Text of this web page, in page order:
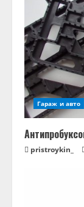
Гараж и авто
pristroykin_